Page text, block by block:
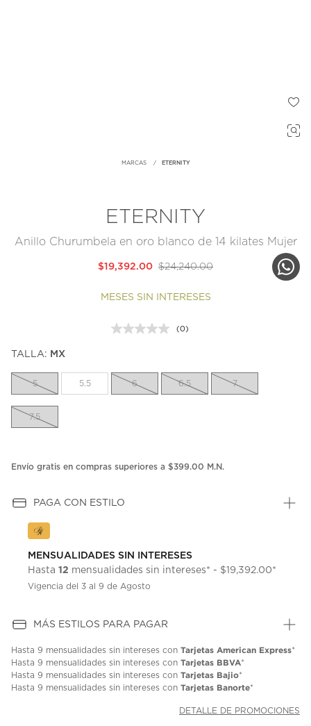
MARCAS ETERNITY
ETERNITY
Anillo Churumbela en oro blanco de 14 kilates Mujer
$24,240.00
$19,392.00
MESES SIN INTERESES
Sin
la
misma
(0)
TALLA: MX
5 5.5 6 6.5 7
7.5
Envío gratis en compras superiores a $399.00 M.N.
PAGA CON ESTILO
MENSUALIDADES SIN INTERESES
Hasta 12 mensualidades sin intereses* - $19,392.00*
Vigencia del 3 al 9 de Agosto
MÁS ESTILOS PARA PAGAR
Hasta 9 mensualidades sin intereses con Tarjetas American Express*
Hasta 9 mensualidades sin intereses con Tarjetas BBVA*
Hasta 9 mensualidades sin intereses con Tarjetas Bajio*
Hasta 9 mensualidades sin intereses con Tarjetas Banorte*
DETALLE DE PROMOCIONES